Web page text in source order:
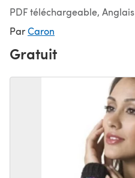
PDF téléchargeable, Anglais
ParCaron
Gratuit